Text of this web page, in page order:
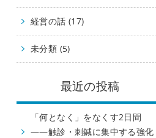
経営の話 (17)
未分類 (5)
最近の投稿
「何となく」をなくす2日間
——触診・刺鍼に集中する強化